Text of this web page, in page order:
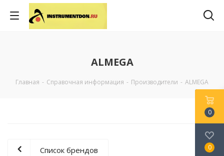
ALMEGA
Главная - Справочная информация - Производители - ALMEGA
Список брендов
0
0